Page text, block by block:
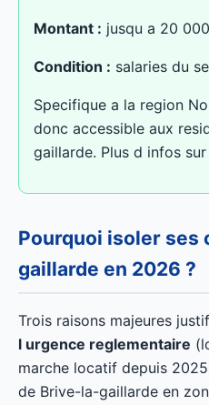
Montant : jusqu a 20
Condition : salaries du
Specifique a la region
donc accessible aux
gaillarde. Plus d infos sur
Pourquoi isoler ses
gaillarde en 2026 ?
Trois raisons majeures
l urgence reglementaire
marche locatif depuis
de Brive-la-gaillarde en